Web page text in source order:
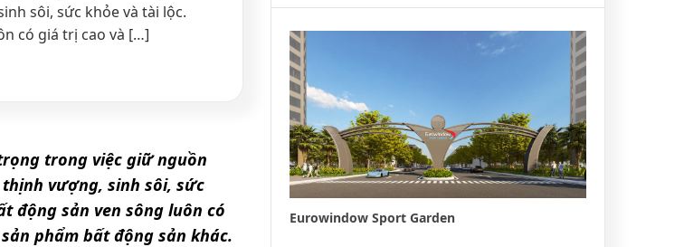
sôi, sức khỏe và tài lộc.
có giá trị cao và […]
trong việc giữ nguồn
vượng, sinh sôi, sức
động sản ven sông luôn có
phẩm bất động sản khác.
Eurowindow Sport Garden